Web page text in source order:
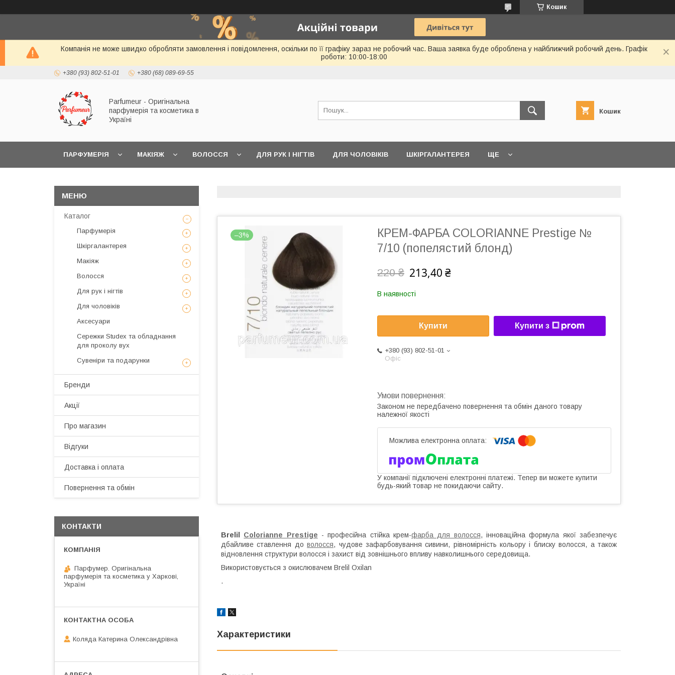
Кошик
Компанія не може швидко обробляти замовлення і повідомлення, оскільки по її графіку зараз не робочий час. Ваша заявка буде оброблена у найближчий робочий день. Графік
роботи: 10:00-18:00
+380 (93) 802-51-01 +380 (68) 089-69-55
Parfumeur - Оригінальна
парфумерія та косметика в
Україні
Кошик
ПАРФУМЕРІЯ МАКІЯЖ ВОЛОССЯ ДЛЯ РУК І НІГТІВ ДЛЯ ЧОЛОВІКІВ ШКІРГАЛАНТЕРЕЯ ЩЕ
–3%
КРЕМ-ФАРБА COLORIANNE Prestige №
7/10 (попелястий блонд)
220 ₴ 213,40 ₴
В наявності
Купити Купити з
+380 (93) 802-51-01
Офіс
Законом не передбачено повернення та обмін даного товару
належної якості
У компанії підключені електронні платежі. Тепер ви можете купити
будь-який товар не покидаючи сайту.
Brelil Colorianne Prestige - професійна стійка крем-фарба для волосся, інноваційна формула якої забезпечує
дбайливе ставлення доволосся, чудове зафарбовування сивини, рівномірність кольору і блиску волосся, а також
відновлення структури волосся і захист від зовнішнього впливу навколишнього середовища.
Використовується з окислювачем Brelil Oxilan
.
Характеристики
Каталог
Парфумерія
Шкіргалантерея
Макіяж
Волосся
Для рук і нігтів
Для чоловіків
Аксесуари
Сережки Studex та обладнання
для проколу вух
Сувеніри та подарунки
Бренди
Акції
Про магазин
Відгуки
Доставка і оплата
Повернення та обмін
КОНТАКТИ
Парфумер. Оригінальна
парфумерія та косметика у Харкові,
Україні
Коляда Катерина Олександрівна